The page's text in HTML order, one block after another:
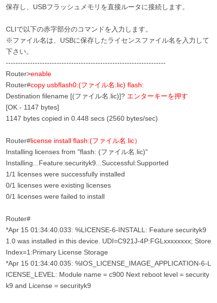
保存し、USBフラッシュメモリを直接ルータに接続します。
CLIで以下の赤字部分のコマンドを入力します。
※ファイル名は、USBに保存したライセンスファイル名を入力して
下さい。
------------------------------------------------------------------
Router>enable
Router#copy usbflash0:(ファイル名.lic) flash:
Destination filename [(ファイル名.lic)]? エンターキーを押す
[OK - 1147 bytes]
1147 bytes copied in 0.448 secs (2560 bytes/sec)
Router#license install flash:(ファイル名.lic）
Installing licenses from "flash: (ファイル名.lic)"
Installing...Feature:securityk9...Successful:Supported
1/1 licenses were successfully installed
0/1 licenses were existing licenses
0/1 licenses were failed to install
Router#
*Apr 15 01:34:40.033: %LICENSE-6-INSTALL: Feature securityk9
1.0 was installed in this device. UDI=C921J-4P:FGLxxxxxxxx; Store
Index=1:Primary License Storage
*Apr 15 01:34:40.035: %IOS_LICENSE_IMAGE_APPLICATION-6-L
ICENSE_LEVEL: Module name = c900 Next reboot level = security
k9 and License = securityk9